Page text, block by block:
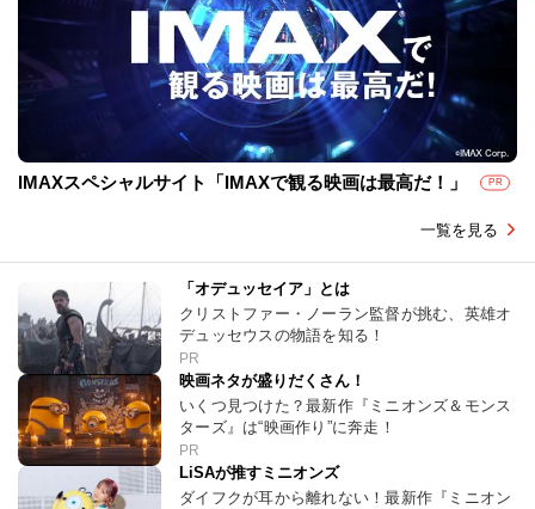
IMAXスペシャルサイト「IMAXで観る映画は最高だ！」 PR
一覧を見る
「オデュッセイア」とは
クリストファー・ノーラン監督が挑む、英雄オ
デュッセウスの物語を知る！
PR
映画ネタが盛りだくさん！
いくつ見つけた？最新作『ミニオンズ＆モンス
ターズ』は“映画作り”に奔走！
PR
LiSAが推すミニオンズ
ダイフクが耳から離れない！最新作『ミニオン